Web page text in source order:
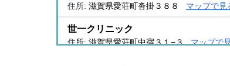
住所: 滋賀県愛荘町沓掛３８８ マップで見
世一クリニック
住所:滋賀県愛荘町中宿３１−３ マップで